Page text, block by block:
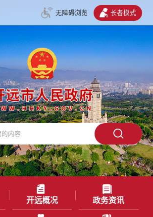
无障碍浏览 长者模式
开远概况 政务资讯